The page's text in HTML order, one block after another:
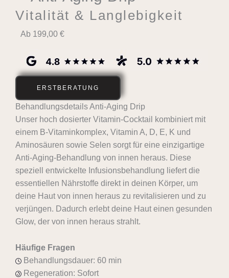
Vitalität & Langlebigkeit
Ab 199,00 €
ERSTBERATUNG
Behandlungsdetails Anti-Aging Drip
Unser hoch dosierter Vitamin-Cocktail kombiniert mit
einem B-Vitaminkomplex, Vitamin A, D, E, K und
Aminosäuren sowie Selen sorgt für eine einzigartige
Anti-Aging-Behandlung von innen heraus. Diese
speziell entwickelte Infusionsbehandlung liefert die
essentiellen Nährstoffe direkt in deinen Körper, um
deine Haut von innen heraus zu revitalisieren und zu
verjüngen. Dadurch erlebt deine Haut einen gesunden
Glow, der von innen heraus strahlt.
Häufige Fragen
Behandlungsdauer: 60 min
Regeneration: Sofort